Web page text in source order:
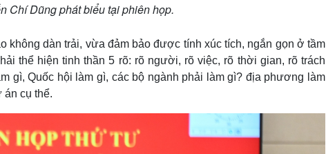
Chí Dũng phát biểu tại phiên họp.
không dàn trải, vừa đảm bảo được tính xúc tích, ngắn gọn ở tầm
thể hiện tinh thần 5 rõ: rõ người, rõ việc, rõ thời gian, rõ trách
gì, Quốc hội làm gì, các bộ ngành phải làm gì? địa phương làm
án cụ thể.